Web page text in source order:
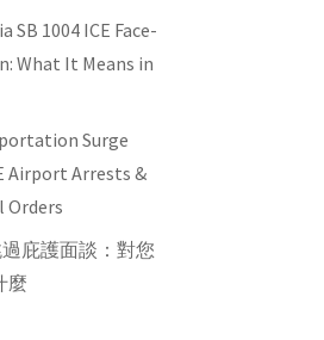
SB 1004 ICE Face-
What It Means in
Surge
Airport Arrests &
Orders
過庇護面談：對您
麼